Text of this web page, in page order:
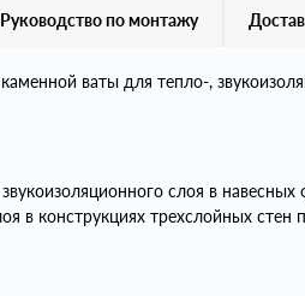
Руководство по монтажу
ваты для тепло-,
слоя в
в конструкциях трехслойных